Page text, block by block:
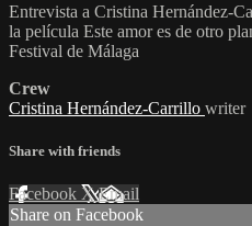
Entrevista a Cristina Hernández-
la película Este amor es de otro
Festival de Málaga
Crew
Cristina Hernández-Carrillo writer
Share with friends
Facebook XEmail
Share on Facebook